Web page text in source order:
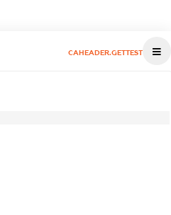
CAHEADER.GETTEST